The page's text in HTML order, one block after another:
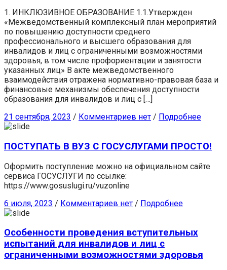
1. ИНКЛЮЗИВНОЕ ОБРАЗОВАНИЕ 1.1.Утвержден
«Межведомственный комплексный план мероприятий
по повышению доступности среднего
профессионального и высшего образования для
инвалидов и лиц с ограниченными возможностями
здоровья, в том числе профориентации и занятости
указанных лиц» В акте межведомственного
взаимодействия отражена нормативно-правовая база и
финансовые механизмы обеспечения доступности
образования для инвалидов и лиц с […]
21 сентября, 2023 / Комментариев нет / Подробнее
ПОСТУПАТЬ В ВУЗ С ГОСУСЛУГАМИ ПРОСТО!
Оформить поступление можно на официальном сайте
сервиса ГОСУСЛУГИ по ссылке:
https://www.gosuslugi.ru/vuzonline
6 июля, 2023 / Комментариев нет / Подробнее
Особенности проведения вступительных
испытаний для инвалидов и лиц с
ограниченными возможностями здоровья